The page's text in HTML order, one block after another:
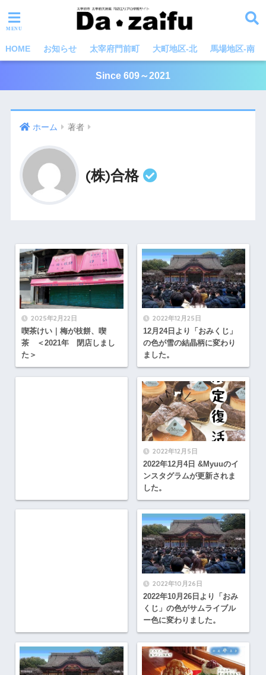
HOME お知らせ 太宰府門前町 大町地区-北 馬場地区-南
Since 609～2021
ホーム 著者
(株)合格
2025年2月22日
喫茶けい｜梅が枝餅、喫
茶 ＜2021年 閉店しまし
た＞
2022年12月25日
12月24日より「おみくじ」
の色が雪の結晶柄に変わり
ました。
2022年12月5日
2022年12月4日 &Myuuのイ
ンスタグラムが更新されま
した。
2022年10月26日
2022年10月26日より「おみ
くじ」の色がサムライブル
ー色に変わりました。